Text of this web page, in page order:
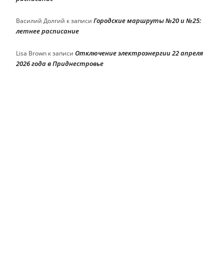
Василий Долгий к записи Городские маршруты №20 и №25:
летнее расписание
Lisa Brown к записи Отключение электроэнергии 22 апреля
2026 года в Приднестровье